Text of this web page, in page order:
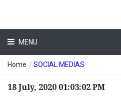
MENU
Home / SOCIAL MEDIAS
18 July, 2020 01:03:02 PM